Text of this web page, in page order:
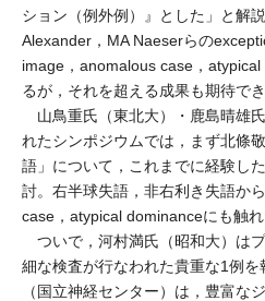
ション（例外例）』とした」と解
Alexander，MA Naeserらの
image，anomalous case，
るが，それを超える成果も期待で
山鳥重氏（東北大）・鹿島晴雄
れたシンポジウムでは，まず北條
語」について，これまでに経験し
討。右半球失語，非右利き失語か
case，atypical dominanceにも触れ
ついで，河村満氏（昭和大）は
細な検査が行なわれた貴重な1例
（国立神経センター）は，豊富な